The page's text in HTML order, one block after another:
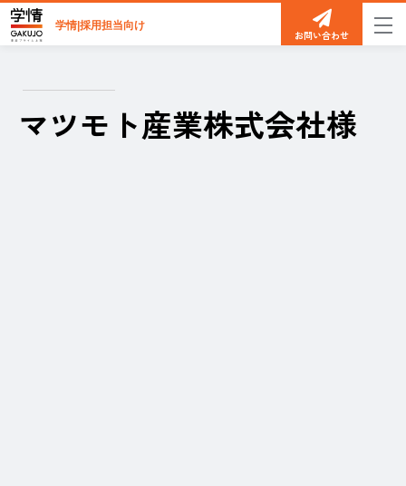
学情|採用担当向け
お問い合わせ
マツモト産業株式会社様